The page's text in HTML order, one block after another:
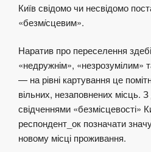
Київ свідомо чи несвідомо
«безмісцевим».
Наратив про переселення
«недружнім», «незрозумілим»
— на рівні картування це
вільних, незаповнених місць. З
свідченнями «безмісцевості»
респондент_ок позначати
новому місці проживання.